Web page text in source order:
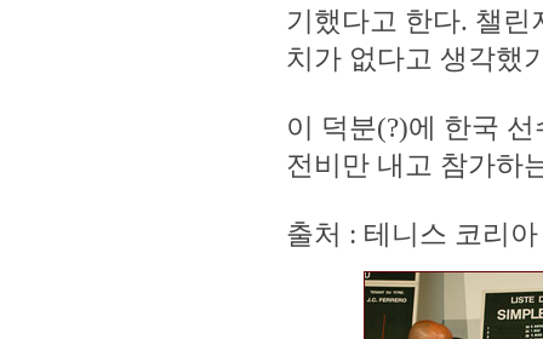
기했다고 한다. 챌린
치가 없다고 생각했
이 덕분(?)에 한국
전비만 내고 참가하
출처 : 테니스 코리아